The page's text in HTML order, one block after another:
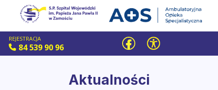
REJESTRACJA
84 539 90 96
Aktualności